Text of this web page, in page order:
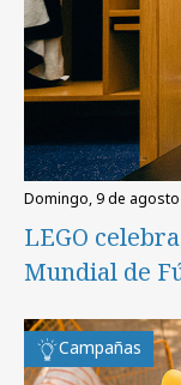
domingo, 9 de
LEGO
Mundial de
Campañas